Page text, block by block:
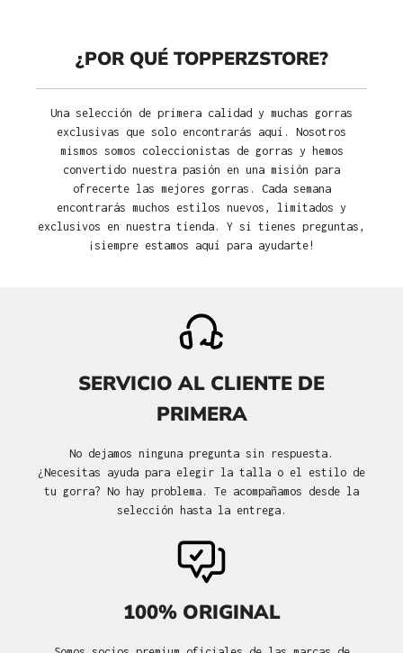
¿POR QUÉ TOPPERZSTORE?
Una selección de primera calidad y muchas gorras
exclusivas que solo encontrarás aquí. Nosotros
mismos somos coleccionistas de gorras y hemos
convertido nuestra pasión en una misión para
ofrecerte las mejores gorras. Cada semana
encontrarás muchos estilos nuevos, limitados y
exclusivos en nuestra tienda. Y si tienes preguntas,
¡siempre estamos aquí para ayudarte!
SERVICIO AL CLIENTE DE
PRIMERA
No dejamos ninguna pregunta sin respuesta.
¿Necesitas ayuda para elegir la talla o el estilo de
tu gorra? No hay problema. Te acompañamos desde la
selección hasta la entrega.
100% ORIGINAL